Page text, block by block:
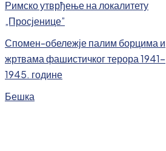
Римско утврђење на локалитету
„Просјенице”
Спомен-обележје палим борцима и
жртвама фашистичког терора 1941-
1945. године
Бешка